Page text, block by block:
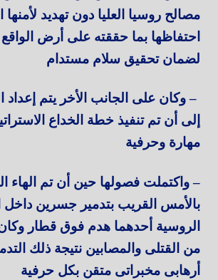
مصالح روسيا العليا دون تهديد
احتفاظها بما حققته على أرض
لضمان تحقيق سلام مستدام
– وكان على الجانب الأخر يتم إعداد
إلى أن تم تنفيذ خطة الخداع
مهارة وحرفية
– واكتملت فصولها حين أن تم الهاء
بالأمس القريب بتدمير جسرين داخل
الروسية أحدهما هدم فوق قطار
من القتلى والمصابين نتيجة ذلك
أرهابى مخبراتى متقن بكل حرفية